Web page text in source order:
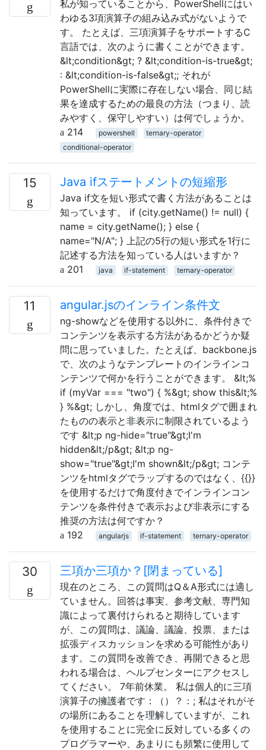
私が知っていることから、PowerShellにはい
わゆる3項演算子の組み込み式がないようで
す。 たとえば、三項演算子をサポートするC
言語では、次のように書くことができます。
&lt;condition&gt; ? &lt;condition-is-true&gt;
: &lt;condition-is-false&gt;; それが
PowerShellに実際に存在しない場合、同じ結
果を達成するための最良の方法（つまり、読
みやすく、保守しやすい）は何でしょうか。
214
powershell
ternary-operator
conditional-operator
15 Java ifステートメントの短縮形
Java if文を短い形式で書く方法があることは
知っています。 if (city.getName() != null) {
name = city.getName(); } else {
name="N/A"; } 上記の5行の短い形式を1行に
記述する方法を知っている人はいますか？
201
java if-statement ternary-operator
11 angular.jsのインライン条件文
ng-showなどを使用する以外に、条件付きで
コンテンツを表示する方法があるかどうか疑
問に思っていました。たとえば、backbone.js
で、次のようなテンプレートのインラインコ
ンテンツで何かを行うことができます。 &lt;%
if (myVar === "two") { %&gt; show this&lt;%
} %&gt; しかし、角度では、htmlタグで囲まれ
たものの表示と非表示に制限されているよう
です &lt;p ng-hide="true"&gt;I'm
hidden&lt;/p&gt; &lt;p ng-
show="true"&gt;I'm shown&lt;/p&gt; コンテ
ンツをhtmlタグでラップするのではなく、{{}}
を使用するだけで角度付きでインラインコン
テンツを条件付きで表示および非表示にする
推奨の方法は何ですか？
192
angularjs if-statement ternary-operator
30 三項か三項か？[閉まっている]
現在のところ、この質問はQ＆A形式には適し
ていません。回答は事実、参考文献、専門知
識によって裏付けられると期待しています
が、この質問は、議論、議論、投票、または
拡張ディスカッションを求める可能性があり
ます。この質問を改善でき、再開できると思
われる場合は、ヘルプセンターにアクセスし
てください。 7年前休業。 私は個人的に三項
演算子の擁護者です：（）？：; 私はそれがそ
の場所にあることを理解していますが、これ
を使用することに完全に反対している多くの
プログラマーや、あまりにも頻繁に使用して